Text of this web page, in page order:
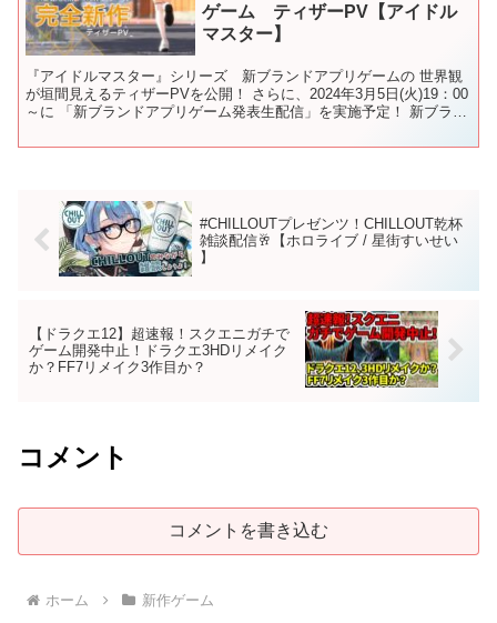
ゲーム ティザーPV【アイドル
マスター】
『アイドルマスター』シリーズ 新ブランドアプリゲームの 世界観
が垣間見えるティザーPVを公開！ さらに、2024年3月5日(火)19：00
～に 「新ブランドアプリゲーム発表生配信」を実施予定！ 新ブラン
#CHILLOUTプレゼンツ！CHILLOUT乾杯
雑談配信🥂【ホロライブ / 星街すいせい
】
【ドラクエ12】超速報！スクエニガチで
ゲーム開発中止！ドラクエ3HDリメイク
か？FF7リメイク3作目か？
コメント
コメントを書き込む
ホーム 新作ゲーム